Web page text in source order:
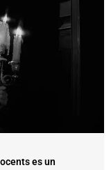
es un